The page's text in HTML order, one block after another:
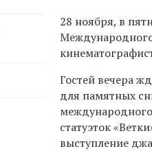
28 ноября, в
Гостей вечера
для памятных
статуэток
выступление